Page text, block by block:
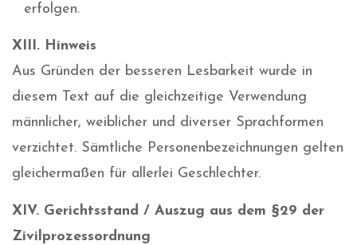
erfolgen.
XIII. Hinweis
Aus Gründen der besseren Lesbarkeit wurde in
diesem Text auf die gleichzeitige Verwendung
männlicher, weiblicher und diverser Sprachformen
verzichtet. Sämtliche Personenbezeichnungen gelten
gleichermaßen für allerlei Geschlechter.
XIV. Gerichtsstand / Auszug aus dem §29 der
Zivilprozessordnung